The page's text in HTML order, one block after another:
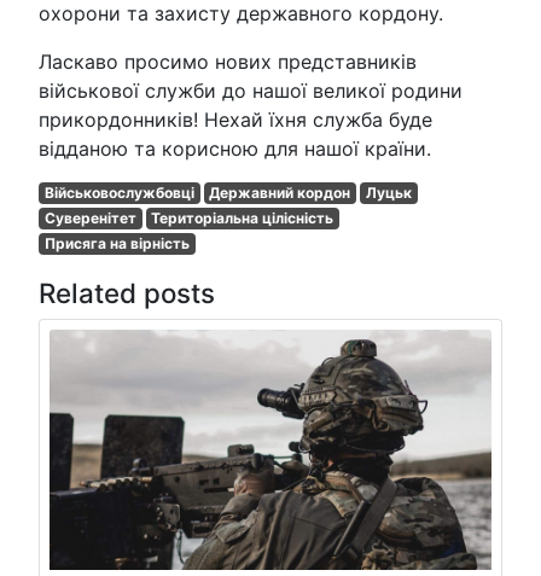
охорони та захисту державного кордону.
Ласкаво просимо нових представників
військової служби до нашої великої родини
прикордонників! Нехай їхня служба буде
відданою та корисною для нашої країни.
Військовослужбовці Державний кордон
Луцьк
Суверенітет
Територіальна цілісність
Присяга на вірність
Related posts